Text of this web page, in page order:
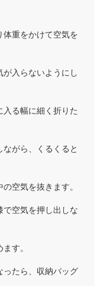
体重をかけて空気を
入らないようにし
る幅に細く折りた
がら、くるくると
空気を抜きます。
で空気を押し出しな
す。
ったら、収納バッグ